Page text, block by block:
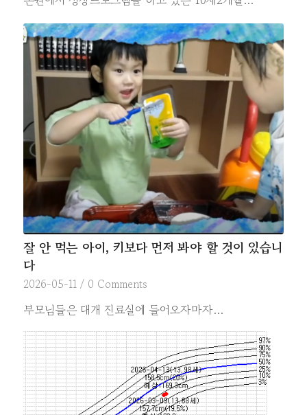
잘 안 먹는 아이, 키보다 먼저 봐야 할 것이 있습니
다
2026-05-11 / 0 Comments
부모님들은 대개 진료실에 들어오자마자…